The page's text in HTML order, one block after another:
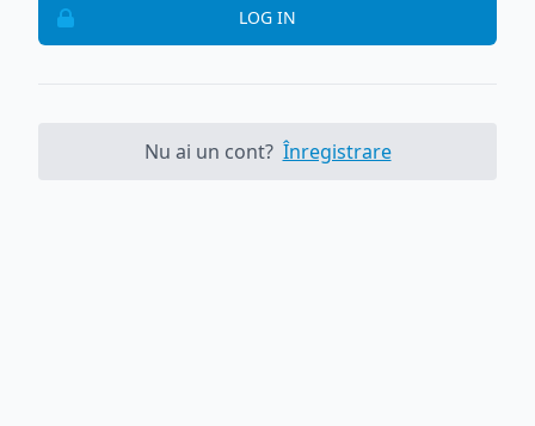
LOG IN
Nu ai un cont? Înregistrare